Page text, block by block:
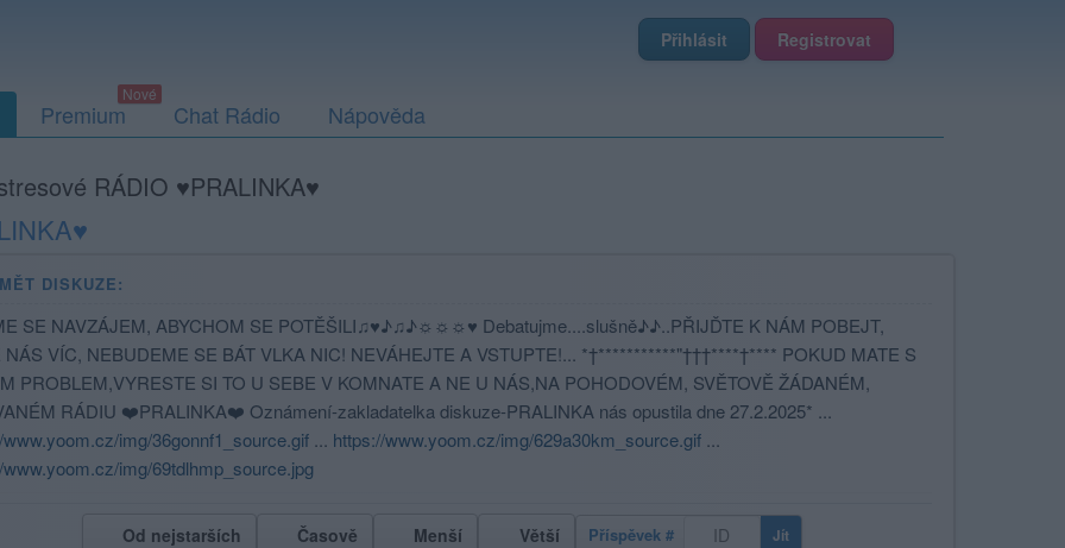
Přihlásit Registrovat
Premium Chat Rádio Nápověda
RÁDIO ♥PRALINKA♥
DISKUZE:
SE NAVZÁJEM, ABYCHOM SE POTĚŠILI♫♥♪♫♪☼☼☼♥ Debatujme....slušně♪♪..PŘIJĎTE K NÁM POBEJT,
NÁS VÍC, NEBUDEME SE BÁT VLKA NIC! NEVÁHEJTE A VSTUPTE!... *†***********"†††****†**** POKUD MATE S
PROBLEM,VYRESTE SI TO U SEBE V KOMNATE A NE U NÁS,NA POHODOVÉM, SVĚTOVĚ ŽÁDANÉM,
RÁDIU ❤️PRALINKA❤️ Oznámení-zakladatelka diskuze-PRALINKA nás opustila dne 27.2.2025* ...
img/36gonnf1_source.gif ... https://www.yoom.cz/img/629a30km_source.gif ...
img/69tdlhmp_source.jpg
Od nejstarších Časově Menší Větší Příspěvek # Jít